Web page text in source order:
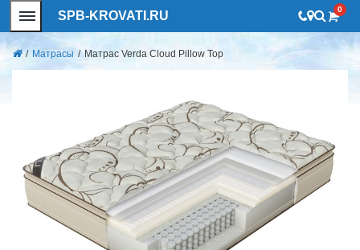
SPB-KROVATI.RU 0
/ Матрасы / Матрас Verda Cloud Pillow Top